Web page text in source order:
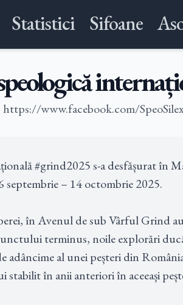
Statistici Sifoane
https://www.facebook.com/
#grind2025 s-a desfășurat în
septembrie – 14 octombrie 2025.
în Avenul de sub Vârful Grind
terminus, noile explorări
adâncime al unei peșteri din
stabilit în anii anteriori în aceeași